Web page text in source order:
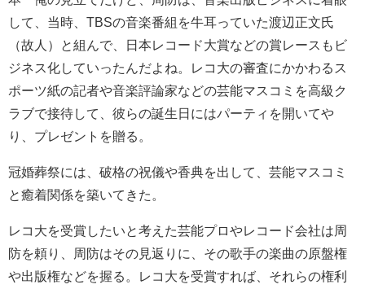
して、当時、TBSの音楽番組を牛耳っていた渡辺正文氏
（故人）と組んで、日本レコード大賞などの賞レースもビ
ジネス化していったんだよね。レコ大の審査にかかわるス
ポーツ紙の記者や音楽評論家などの芸能マスコミを高級ク
ラブで接待して、彼らの誕生日にはパーティを開いてや
り、プレゼントを贈る。
冠婚葬祭には、破格の祝儀や香典を出して、芸能マスコミ
と癒着関係を築いてきた。
レコ大を受賞したいと考えた芸能プロやレコード会社は周
防を頼り、周防はその見返りに、その歌手の楽曲の原盤権
や出版権などを握る。レコ大を受賞すれば、それらの権利